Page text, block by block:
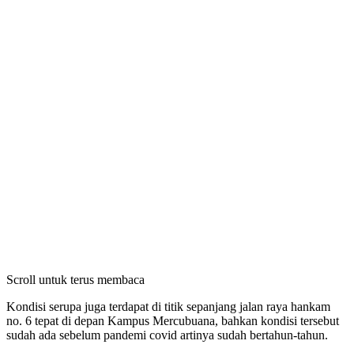
Scroll untuk terus membaca
Kondisi serupa juga terdapat di titik sepanjang jalan raya hankam
no. 6 tepat di depan Kampus Mercubuana, bahkan kondisi tersebut
sudah ada sebelum pandemi covid artinya sudah bertahun-tahun.